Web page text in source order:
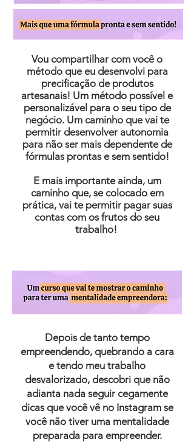
Vou compartilhar com você o
método que eu desenvolvi para
precificação de produtos
artesanais! Um método possível e
personalizável para o seu tipo de
negócio. Um caminho que vai te
permitir desenvolver autonomia
para não ser mais dependente de
fórmulas prontas e sem sentido!
E mais importante ainda, um
caminho que, se colocado em
prática, vai te permitir pagar suas
contas com os frutos do seu
trabalho!
Depois de tanto tempo
empreendendo, quebrando a cara
e tendo meu trabalho
desvalorizado, descobri que não
adianta nada seguir cegamente
dicas que você vê no Instagram se
você não tiver uma mentalidade
preparada para empreender.